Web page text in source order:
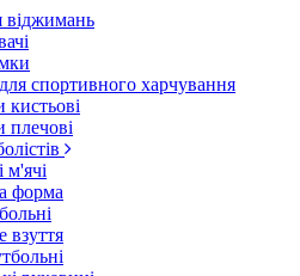
віджимань
спортивного харчування
кистьові
плечові
м'ячі
форма
взуття